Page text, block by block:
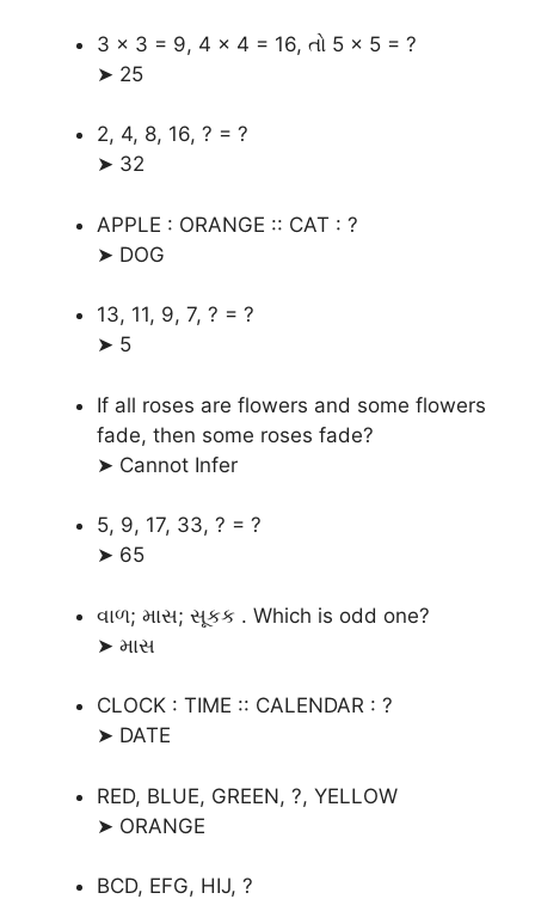
3 × 3 = 9, 4 × 4 = 16, તો 5 × 5 = ?
➤ 25
2, 4, 8, 16, ? = ?
➤ 32
APPLE : ORANGE :: CAT : ?
➤ DOG
13, 11, 9, 7, ? = ?
➤ 5
If all roses are flowers and some flowers
fade, then some roses fade?
➤ Cannot Infer
5, 9, 17, 33, ? = ?
➤ 65
વાળ; માસ; સૂકક . Which is odd one?
➤ માસ
CLOCK : TIME :: CALENDAR : ?
➤ DATE
RED, BLUE, GREEN, ?, YELLOW
➤ ORANGE
BCD, EFG, HIJ, ?